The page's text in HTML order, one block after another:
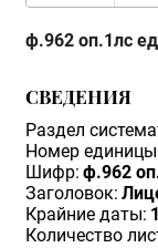
ф.962 оп.1лс
СВЕДЕНИЯ
Раздел
Номер единицы
Шифр: ф.962
Заголовок:
Крайние даты:
Количество